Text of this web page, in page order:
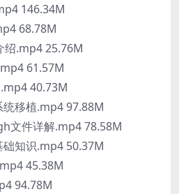
146.34M
68.78M
绍.mp4 25.76M
61.57M
40.73M
统移植.mp4 97.88M
文件详解.mp4 78.58M
础知识.mp4 50.37M
45.38M
94.78M